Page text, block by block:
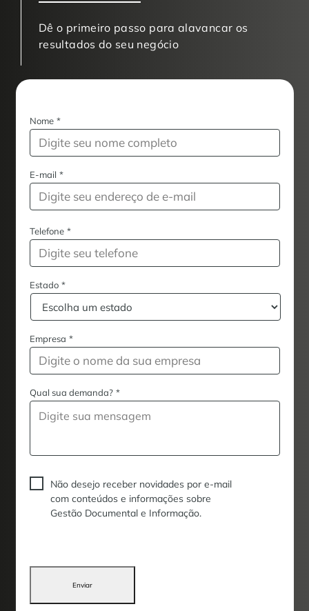
Dê o primeiro passo para alavancar os
resultados do seu negócio
Nome *
E-mail *
Telefone *
Estado *
Empresa *
Qual sua demanda? *
Não desejo receber novidades por e-mail
com conteúdos e informações sobre
Gestão Documental e Informação.
Enviar